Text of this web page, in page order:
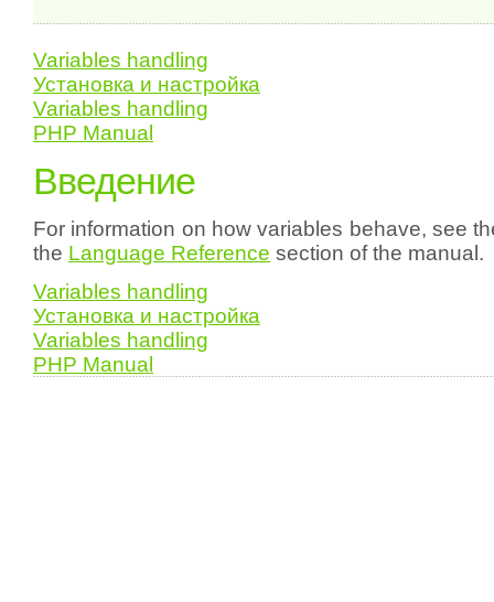
Variables handling
Установка и настройка
Variables handling
PHP Manual
Введение
For information on how variables behave, see
the Language Reference section of the manual.
Variables handling
Установка и настройка
Variables handling
PHP Manual